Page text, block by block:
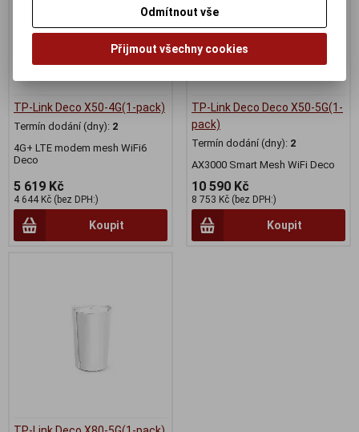
TP-Link Deco X50-4G(1-pack)
Termín dodání (dny): 2
4G+ LTE modem mesh WiFi6
Deco
5 619 Kč
4 644 Kč (bez DPH:)
Koupit
TP-Link Deco Deco X50-5G(1-
pack)
Termín dodání (dny): 2
AX3000 Smart Mesh WiFi Deco
10 590 Kč
8 753 Kč (bez DPH:)
Koupit
Odmítnout vše
Přijmout všechny cookies